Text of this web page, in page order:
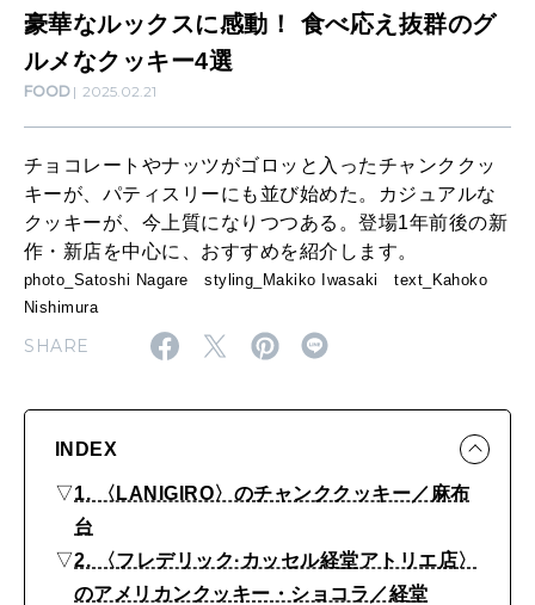
CULTURE
自分を耕す
いい人生って？
2026年9月号「北海道 おいしく遊ぶ、夏のご褒美旅。」
2026年8月号『お茶の時間です。』
食
べ
応
抜
群
の
グ
ル
な
ク
ッ
豪華なルックスに感動！ 食べ応え抜群のグ
ルメなクッキー4選
FOOD 2025.02.21
チョコレートやナッツがゴロッと入ったチャンククッ
キーが、パティスリーにも並び始めた。カジュアルな
クッキーが、今上質になりつつある。登場1年前後の新
作・新店を中心に、おすすめを紹介します。
photo_Satoshi Nagare styling_Makiko Iwasaki text_Kahoko
Nishimura
SHARE
INDEX
▽1. 〈LANIGIRO〉のチャンククッキー／麻布
台
▽2. 〈フレデリック·カッセル経堂アトリエ店〉
のアメリカンクッキー・ショコラ／経堂